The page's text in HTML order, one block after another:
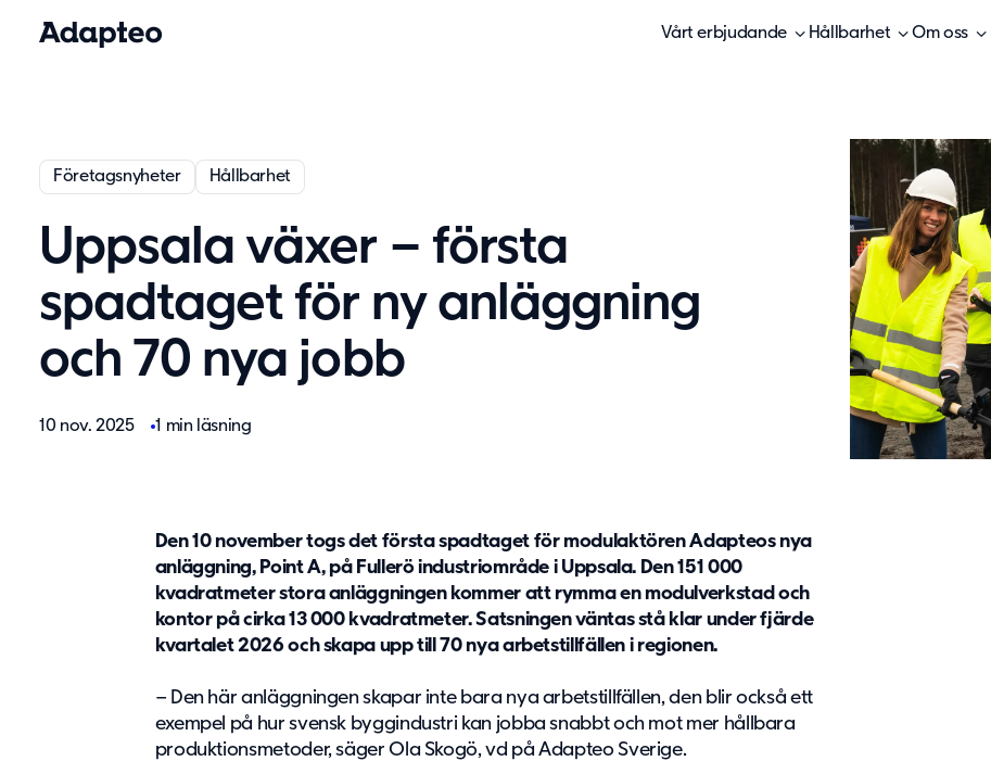
Vårt erbjudande Hållbarhet Om oss
Företagsnyheter Hållbarhet
Uppsala växer – första
spadtaget för ny anläggning
och 70 nya jobb
10 nov. 2025 1 min läsning
Den 10 november togs det första spadtaget för modulaktören Adapteos nya
anläggning, Point A, på Fullerö industriområde i Uppsala. Den 151 000
kvadratmeter stora anläggningen kommer att rymma en modulverkstad och
kontor på cirka 13 000 kvadratmeter. Satsningen väntas stå klar under fjärde
kvartalet 2026 och skapa upp till 70 nya arbetstillfällen i regionen.
– Den här anläggningen skapar inte bara nya arbetstillfällen, den blir också ett
exempel på hur svensk byggindustri kan jobba snabbt och mot mer hållbara
produktionsmetoder, säger Ola Skogö, vd på Adapteo Sverige.